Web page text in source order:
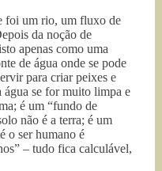
foi um rio, um fluxo de
da noção de
apenas como uma
de água onde se pode
para criar peixes e
água se for muito limpa e
é um “fundo de
não é a terra; é um
o ser humano é
– tudo fica calculável,